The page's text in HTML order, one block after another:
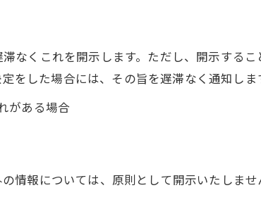
なくこれを開示します。ただし、開示する
をした場合には、その旨を遅滞なく通知しま
がある場合
情報については、原則として開示いたしませ